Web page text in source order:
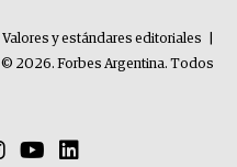
Valores y estándares editoriales
© 2026. Forbes Argentina. Todos